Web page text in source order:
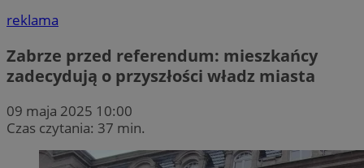
reklama
Zabrze przed referendum: mieszkańcy
zadecydują o przyszłości władz miasta
09 maja 2025 10:00
Czas czytania: 37 min.